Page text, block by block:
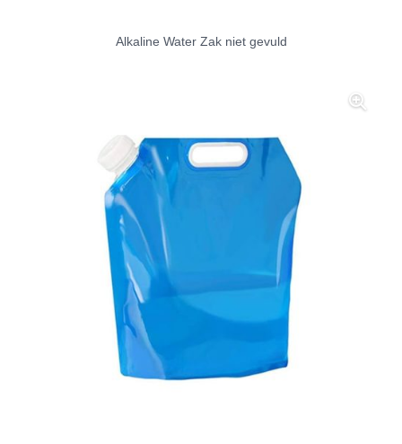
Alkaline Water Zak niet gevuld